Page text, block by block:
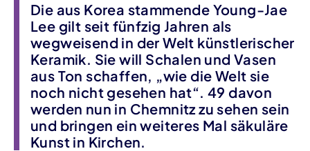
Die aus Korea stammende Young-Jae
Lee gilt seit fünfzig Jahren als
wegweisend in der Welt künstlerischer
Keramik. Sie will Schalen und Vasen
aus Ton schaffen, „wie die Welt sie
noch nicht gesehen hat“. 49 davon
werden nun in Chemnitz zu sehen sein
und bringen ein weiteres Mal säkuläre
Kunst in Kirchen.